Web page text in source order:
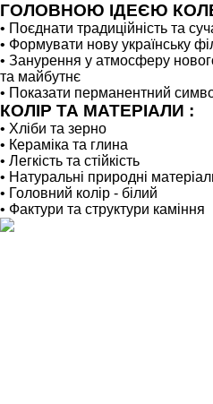
ГОЛОВНОЮ ІДЕЄЮ
• Поєднати традиційність та
• Формувати нову українську
• Занурення у атмосферу
та майбутнє
• Показати перманентний
КОЛІР ТА МАТЕРІАЛИ :
• Хліби та зерно
• Кераміка та глина
• Легкість та стійкість
• Натуральні природні
• Головний колір - білий
• Фактури та структури каміння